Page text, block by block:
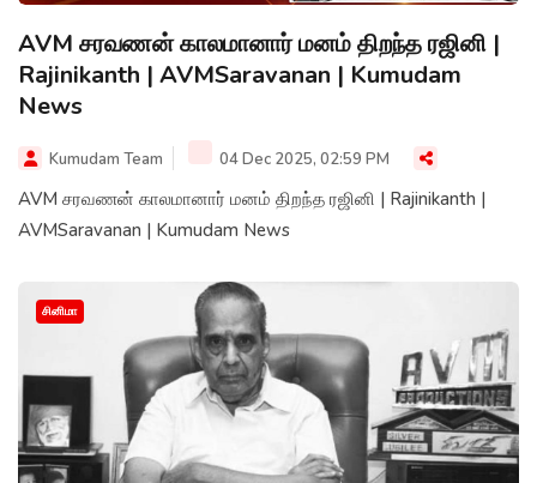
AVM சரவணன் காலமானார் மனம் திறந்த ரஜினி |
Rajinikanth | AVMSaravanan | Kumudam
News
Kumudam Team 04 Dec 2025, 02:59 PM
AVM சரவணன் காலமானார் மனம் திறந்த ரஜினி | Rajinikanth |
AVMSaravanan | Kumudam News
சினிமா